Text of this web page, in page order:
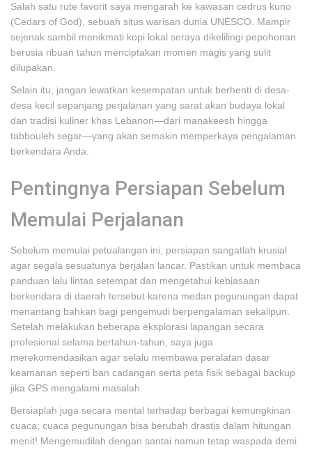
Salah satu rute favorit saya mengarah ke kawasan cedrus kuno
(Cedars of God), sebuah situs warisan dunia UNESCO. Mampir
sejenak sambil menikmati kopi lokal seraya dikelilingi pepohonan
berusia ribuan tahun menciptakan momen magis yang sulit
dilupakan.
Selain itu, jangan lewatkan kesempatan untuk berhenti di desa-
desa kecil sepanjang perjalanan yang sarat akan budaya lokal
dan tradisi kuliner khas Lebanon—dari manakeesh hingga
tabbouleh segar—yang akan semakin memperkaya pengalaman
berkendara Anda.
Pentingnya Persiapan Sebelum
Memulai Perjalanan
Sebelum memulai petualangan ini, persiapan sangatlah krusial
agar segala sesuatunya berjalan lancar. Pastikan untuk membaca
panduan lalu lintas setempat dan mengetahui kebiasaan
berkendara di daerah tersebut karena medan pegunungan dapat
menantang bahkan bagi pengemudi berpengalaman sekalipun.
Setelah melakukan beberapa eksplorasi lapangan secara
profesional selama bertahun-tahun, saya juga
merekomendasikan agar selalu membawa peralatan dasar
keamanan seperti ban cadangan serta peta fisik sebagai backup
jika GPS mengalami masalah.
Bersiaplah juga secara mental terhadap berbagai kemungkinan
cuaca; cuaca pegunungan bisa berubah drastis dalam hitungan
menit! Mengemudilah dengan santai namun tetap waspada demi